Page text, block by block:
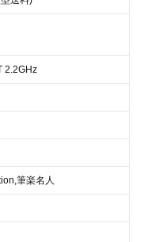
2.2GHz
筆楽名人